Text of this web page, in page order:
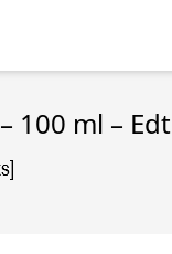
100 ml – Edt